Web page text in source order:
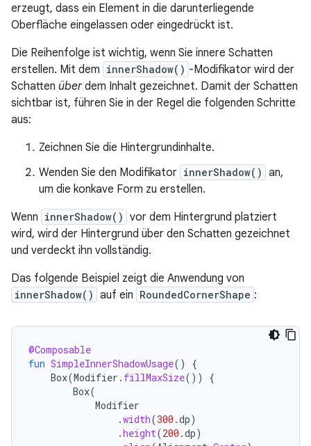
erzeugt, dass ein Element in die darunterliegende
Oberfläche eingelassen oder eingedrückt ist.
Die Reihenfolge ist wichtig, wenn Sie innere Schatten
erstellen. Mit dem innerShadow() -Modifikator wird der
Schatten überdem Inhalt gezeichnet. Damit der Schatten
sichtbar ist, führen Sie in der Regel die folgenden Schritte
aus:
Zeichnen Sie die Hintergrundinhalte.
Wenden Sie den Modifikator innerShadow() an,
um die konkave Form zu erstellen.
Wenn innerShadow() vor dem Hintergrund platziert
wird, wird der Hintergrund über den Schatten gezeichnet
und verdeckt ihn vollständig.
Das folgende Beispiel zeigt die Anwendung von
innerShadow() auf ein RoundedCornerShape :
@Composable
fun SimpleInnerShadowUsage()
{
Box(Modifier . fillMaxSize())
{
Box(
Modifier
.width(300.dp)
.height(200.dp)